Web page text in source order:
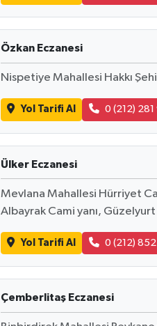
Özkan Eczanesi
Nispetiye Mahallesi Hakkı
Yol Tarifi Al 0 (212)
Ülker Eczanesi
Mevlana Mahallesi Hürriyet
Albayrak Cami yanı, Güzelyurt
Yol Tarifi Al 0 (212)
Çemberlitaş Eczanesi